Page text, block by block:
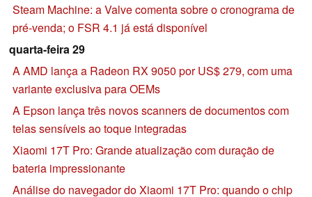
Steam Machine: a Valve comenta sobre o cronograma de
pré-venda; o FSR 4.1 já está disponível
quarta-feira 29
A AMD lança a Radeon RX 9050 por US$ 279, com uma
variante exclusiva para OEMs
A Epson lança três novos scanners de documentos com
telas sensíveis ao toque integradas
Xiaomi 17T Pro: Grande atualização com duração de
bateria impressionante
Análise do navegador do Xiaomi 17T Pro: quando o chip